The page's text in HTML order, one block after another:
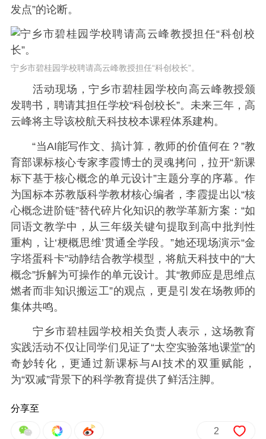
发点”的论断。
宁乡市碧桂园学校聘请高云峰教授担任“科创校长”。
活动现场，宁乡市碧桂园学校向高云峰教授颁
发聘书，聘请其担任学校“科创校长”。未来三年，高
云峰将主导该校航天科技校本课程体系建构。
“当AI能写作文、搞计算，教师的价值何在？”教
育部课标核心专家李霞博士的灵魂拷问，拉开“新课
标下基于核心概念的单元设计”主题分享的序幕。作
为国标本苏教版科学教材核心编者，李霞提出以“核
心概念进阶链”替代碎片化知识的教学革新方案：“如
同语文教学中，从三年级关键句提取到高中批判性
重构，让‘梗概思维’贯通全学段。”她还现场演示“金
字塔蛋科卡”动静结合教学模型，将航天科技中的“大
概念”拆解为可操作的单元设计。其“教师应是思维点
燃者而非知识搬运工”的观点，更是引发在场教师的
集体共鸣。
宁乡市碧桂园学校相关负责人表示，这场教育
实践活动不仅让同学们见证了“太空实验落地课堂”的
奇妙转化，更通过新课标与AI技术的双重赋能，
为“双减”背景下的科学教育提供了鲜活注脚。
分享至
2